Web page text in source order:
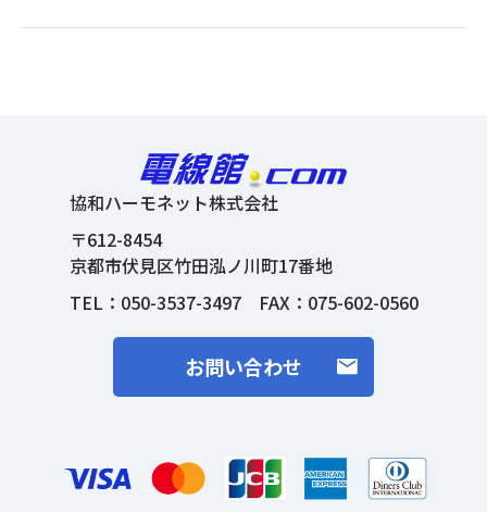
協和ハーモネット株式会社
〒612-8454
京都市伏見区竹田泓ノ川町17番地
TEL： 050-3537-3497FAX：075-602-0560
お問い合わせ